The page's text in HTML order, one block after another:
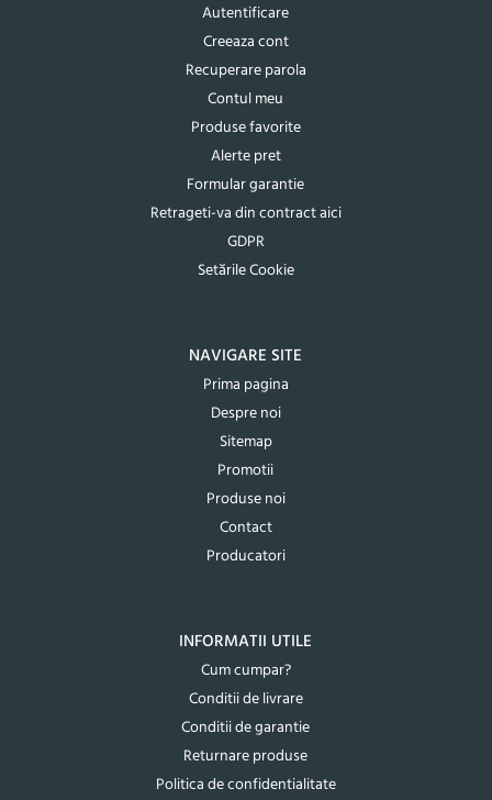
Autentificare
Creeaza cont
Recuperare parola
Contul meu
Produse favorite
Alerte pret
Formular garantie
Retrageti-va din contract aici
GDPR
Setările Cookie
NAVIGARE SITE
Prima pagina
Despre noi
Sitemap
Promotii
Produse noi
Contact
Producatori
INFORMATII UTILE
Cum cumpar?
Conditii de livrare
Conditii de garantie
Returnare produse
Politica de confidentialitate